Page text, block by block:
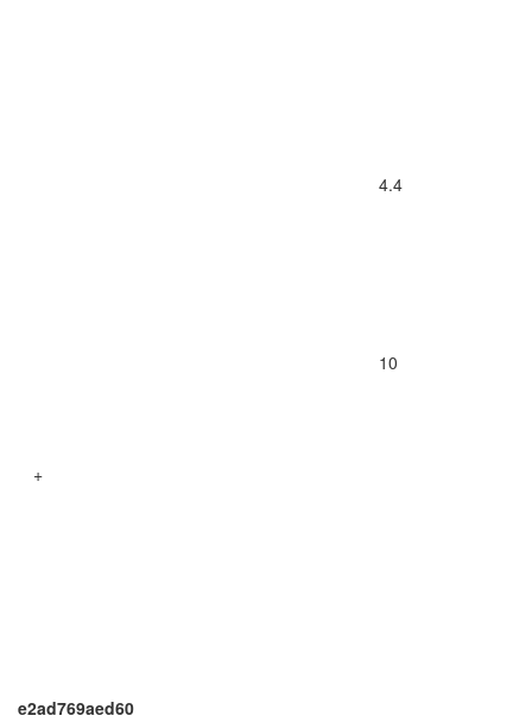
4.4
10
+
e2ad769aed60